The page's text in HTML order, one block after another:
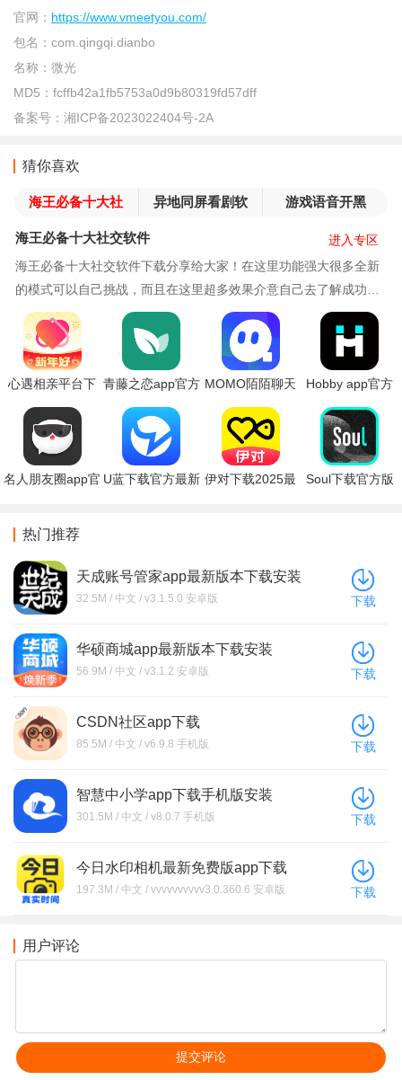
官网： https://www.vmeetyou.com/
包名： com.qingqi.dianbo
名称： 微光
MD5： fcffb42a1fb5753a0d9b80319fd57dff
备案号： 湘ICP备2023022404号-2A
猜你喜欢
海王必备十大社
交软件
异地同屏看剧软
游戏语音开黑
APP
海王必备十大社交软件
海王必备十大社交软件下载分享给大家！在这里功能强大很多全新
的模式可以自己挑战，而且在这里超多效果介意自己去了解成功，
不一样的风格可以自己去参与进来，如果你也喜欢
进入专区
心遇相亲平台下 青藤之恋app官方 MOMO陌陌聊天
Hobby app官方
名人朋友圈app官 U蓝下载官方最新 伊对下载2025最
Soul下载官方版
热门推荐
天成账号管家app最新版本下载安装
32.5M / 中文 / v3.1.5.0 安卓版 下载
华硕商城app最新版本下载安装
56.9M / 中文 / v3.1.2 安卓版 下载
CSDN社区app下载
85.5M / 中文 / v6.9.8 手机版 下载
智慧中小学app下载手机版安装
301.5M / 中文 / v8.0.7 手机版 下载
今日水印相机最新免费版app下载
197.3M / 中文 / vvvvvvvvvv3.0.360.6 安卓版 下载
用户评论